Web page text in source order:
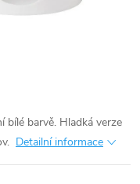
bílé barvě. Hladká verze
Detailní informace